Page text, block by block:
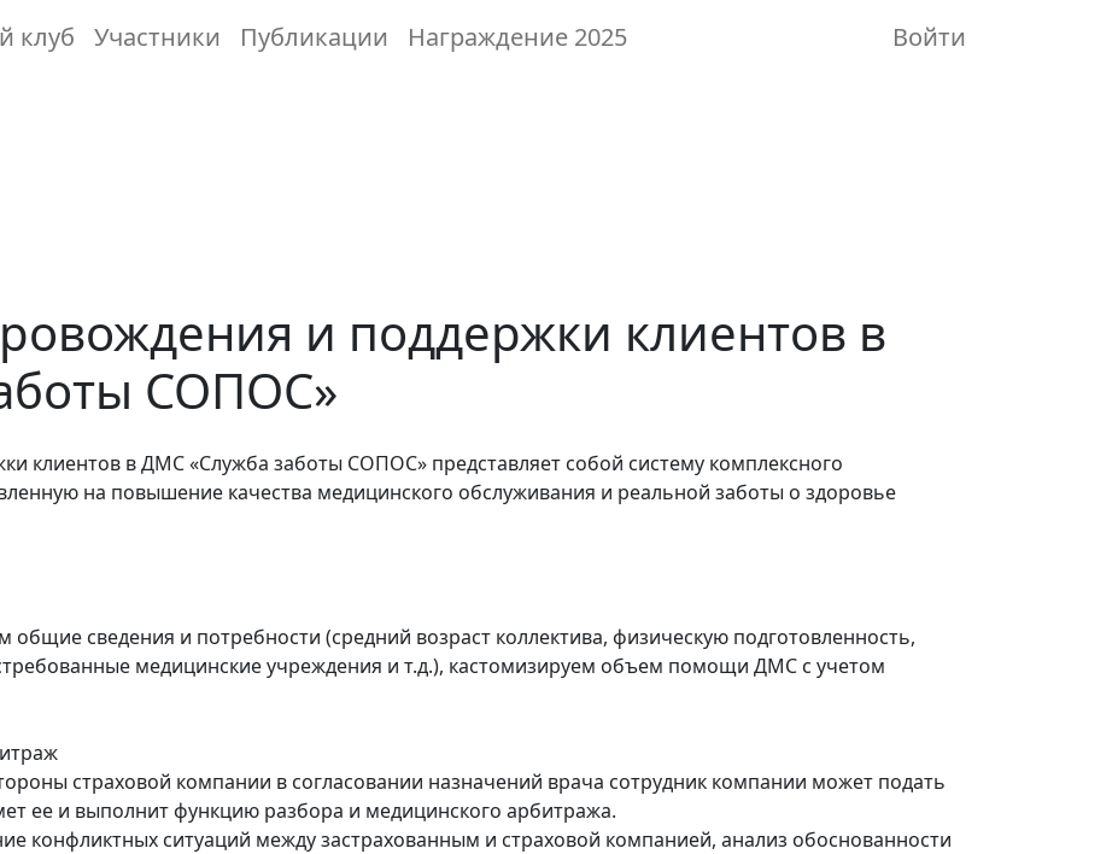
клуб Участники Публикации Награждение 2025 Войти
и поддержки клиентов в
СОПОС»
клиентов в ДМС «Служба заботы СОПОС» представляет собой систему комплексного
на повышение качества медицинского обслуживания и реальной заботы о здоровье
сведения и потребности (средний возраст коллектива, физическую подготовленность,
медицинские учреждения и т.д.), кастомизируем объем помощи ДМС с учетом
страховой компании в согласовании назначений врача сотрудник компании может подать
ее и выполнит функцию разбора и медицинского арбитража.
конфликтных ситуаций между застрахованным и страховой компанией, анализ обоснованности